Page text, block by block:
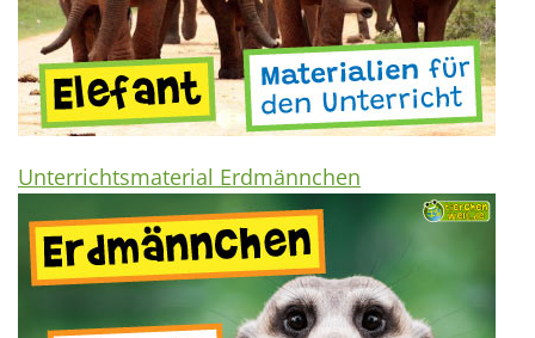
Unterrichtsmaterial Erdmännchen